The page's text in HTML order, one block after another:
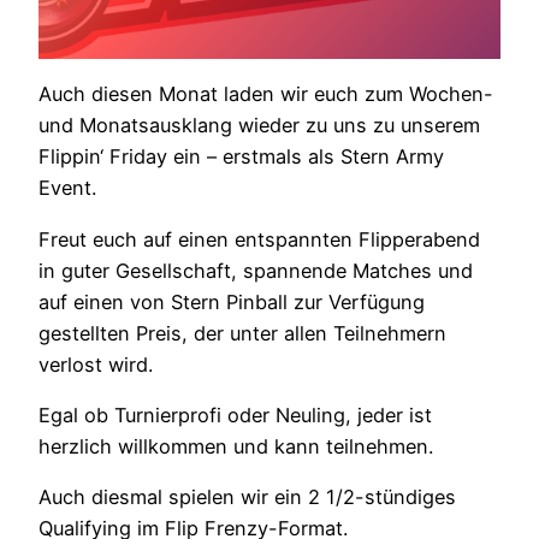
Auch diesen Monat laden wir euch zum Wochen-
und Monatsausklang wieder zu uns zu unserem
Flippin‘ Friday ein – erstmals als Stern Army
Event.
Freut euch auf einen entspannten Flipperabend
in guter Gesellschaft, spannende Matches und
auf einen von Stern Pinball zur Verfügung
gestellten Preis, der unter allen Teilnehmern
verlost wird.
Egal ob Turnierprofi oder Neuling, jeder ist
herzlich willkommen und kann teilnehmen.
Auch diesmal spielen wir ein 2 1/2-stündiges
Qualifying im Flip Frenzy-Format.